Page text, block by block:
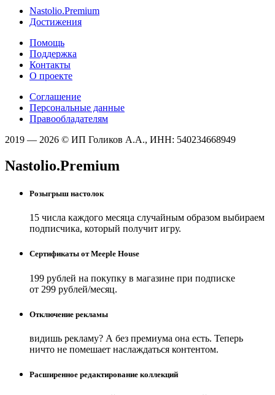
Nastolio.Premium
Достижения
Помощь
Поддержка
Контакты
О проекте
Соглашение
Персональные данные
Правообладателям
2019 — 2026 © ИП Голиков А.А., ИНН: 540234668949
Nastolio.Premium
Розыгрыш настолок
15 числа каждого месяца случайным образом выбираем
подписчика, который получит игру.
Сертификаты от Meeple House
199 рублей на покупку в магазине при подписке
от 299 рублей/месяц.
Отключение рекламы
видишь рекламу? А без премиума она есть. Теперь
ничто не помешает наслаждаться контентом.
Расширенное редактирование коллекций